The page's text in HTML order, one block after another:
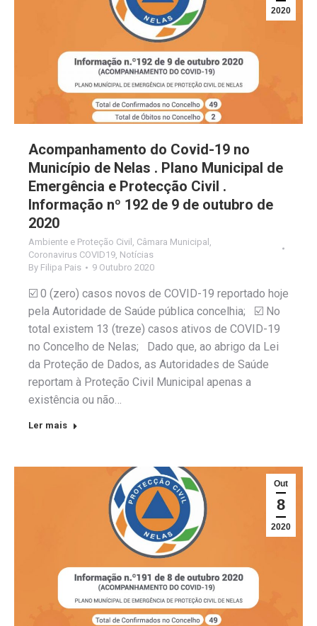
2020
Acompanhamento do Covid-19 no
Município de Nelas . Plano Municipal de
Emergência e Protecção Civil .
Informação nº 192 de 9 de outubro de
2020
Ambiente e Proteção Civil Câmara Municipal
Coronavirus COVID19 Notícias
By Filipa Pais 9 Outubro 2020
☑️ 0 (zero) casos novos de COVID-19 reportado hoje
pela Autoridade de Saúde pública concelhia; ☑️ No
total existem 13 (treze) casos ativos de COVID-19
no Concelho de Nelas; Dado que, ao abrigo da Lei
da Proteção de Dados, as Autoridades de Saúde
reportam à Proteção Civil Municipal apenas a
existência ou não…
Ler mais
Out
8
2020